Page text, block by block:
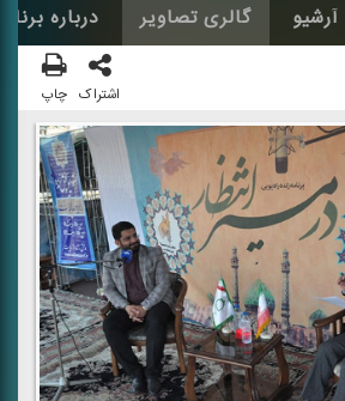
آرشیو گالری تصاویر درباره
اشتراک چاپ